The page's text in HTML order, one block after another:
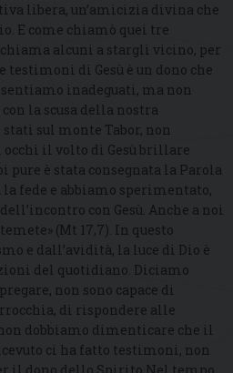
libera, un’amicizia divina che
E come chiamò quei tre
alcuni a stargli vicino, per
di Gesù è un dono che
inadeguati, ma non
la scusa della nostra
sul monte Tabor, non
il volto di Gesù brillare
pure è stata consegnata la Parola
la fede e abbiamo sperimentato,
con Gesù. Anche a noi
(Mt 17,7). In questo
e dall’avidità, la luce di Dio è
del quotidiano. Diciamo
non sono capace di
di rispondere alle
dobbiamo dimenticare che il
ci ha fatto testimoni, non